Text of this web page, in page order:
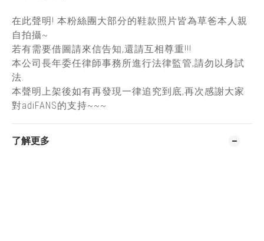
在此聲明! 本粉絲團大部分的鞋款照片皆為草爸本人親
自拍攝~
若有需要借圖請來信告知,還請互相尊重!!!
本公司長年委任律師事務所進行法律監管,請勿以身試
法.
本聲明上架後如有再發現一律追究到底,再次感謝大家
對adiFANS的支持~~~
了解更多